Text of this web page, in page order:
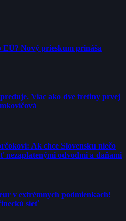
EÚ? Nový prieskum prináša
Viac ako dve tretiny prvej
Ak chce Slovensku niečo
nezaplatenými odvodmi a daňami
v extrémnych podmienkach!
sieť